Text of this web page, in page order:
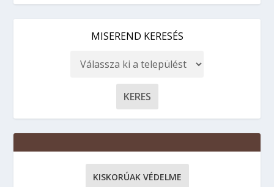
MISEREND KERESÉS
KISKORÚAK VÉDELME